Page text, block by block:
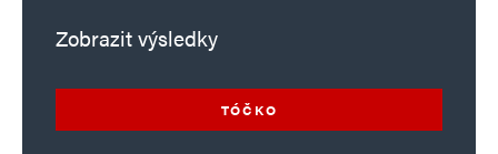
Zobrazit výsledky
TÓČKO